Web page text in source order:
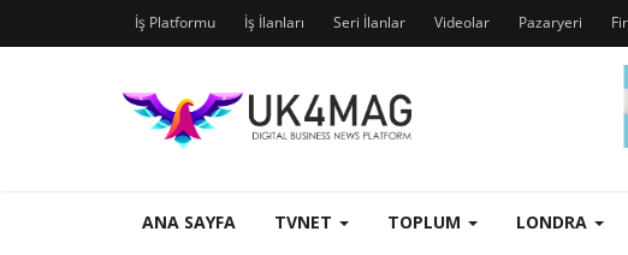
İş Platformu İş İlanları Seri İlanlar Videolar Pazaryeri
ANA SAYFA TVNET TOPLUM LONDRA